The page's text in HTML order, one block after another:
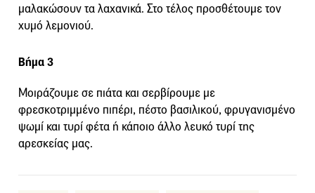
µαλακώσουν τα λαχανικά. Στο τέλος προσθέτουµε τον
χυµό λεµονιού.
Βήμα 3
Μοιράζουµε σε πιάτα και σερβίρουµε µε
φρεσκοτριµµένο πιπέρι, πέστο βασιλικού, φρυγανισµένο
ψωµί και τυρί φέτα ή κάποιο άλλο λευκό τυρί της
αρεσκείας µας.